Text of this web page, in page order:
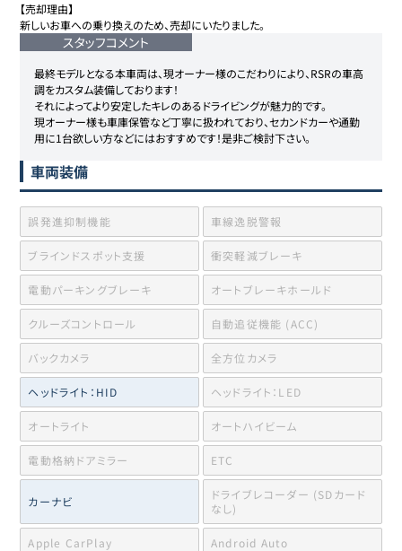
【売却理由】
新しいお車への乗り換えのため、売却にいたりました。
スタッフコメント
最終モデルとなる本車両は、現オーナー様のこだわりにより、RSRの車高
調をカスタム装備しております！
それによってより安定したキレのあるドライビングが魅力的です。
現オーナー様も車庫保管など丁寧に扱われており、セカンドカーや通勤
用に1台欲しい方などにはおすすめです！是非ご検討下さい。
車両装備
誤発進抑制機能 車線逸脱警報
ブラインドスポット支援 衝突軽減ブレーキ
電動パーキングブレーキ オートブレーキホールド
クルーズコントロール 自動追従機能 (ACC)
バックカメラ 全方位カメラ
ヘッドライト：HID ヘッドライト：LED
オートライト オートハイビーム
電動格納ドアミラー ETC
カーナビ
ドライブレコーダー (SDカード
なし)
Apple CarPlay Android Auto